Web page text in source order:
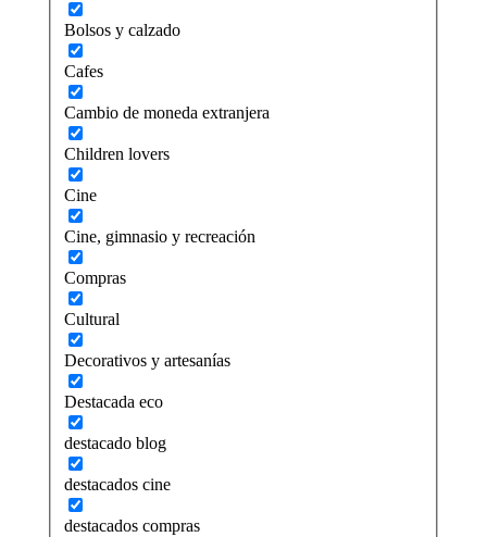
Bolsos y calzado
Cafes
Cambio de moneda extranjera
Children lovers
Cine
Cine, gimnasio y recreación
Compras
Cultural
Decorativos y artesanías
Destacada eco
destacado blog
destacados cine
destacados compras